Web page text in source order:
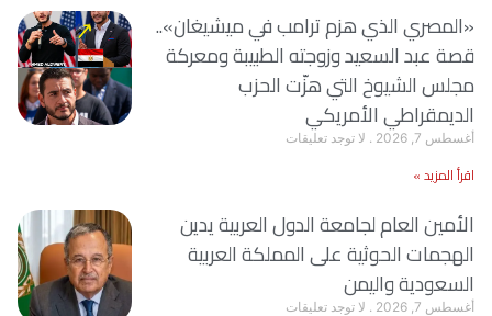
«المصري الذي هزم ترامب في ميشيغان»..
قصة عبد السعيد وزوجته الطبيبة ومعركة
مجلس الشيوخ التي هزّت الحزب
الديمقراطي الأمريكي
أغسطس 7, 2026 لا توجد تعليقات
اقرأ المزيد »
الأمين العام لجامعة الدول العربية يدين
الهجمات الحوثية على المملكة العربية
السعودية واليمن
أغسطس 7, 2026 لا توجد تعليقات